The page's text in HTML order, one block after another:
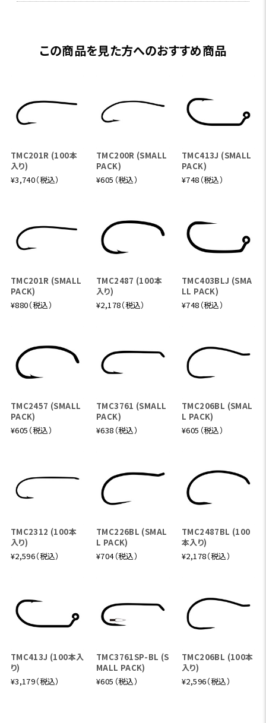
この商品を見た方へのおすすめ商品
TMC201R (100本
入り)
¥3,740（税込）
TMC200R (SMALL
PACK)
¥605（税込）
TMC413J (SMALL
PACK)
¥748（税込）
TMC201R (SMALL
PACK)
¥880（税込）
TMC2487 (100本
入り)
¥2,178（税込）
TMC403BLJ (SMA
LL PACK)
¥748（税込）
TMC2457 (SMALL
PACK)
¥605（税込）
TMC3761 (SMALL
PACK)
¥638（税込）
TMC206BL (SMAL
L PACK)
¥605（税込）
TMC2312 (100本
入り)
¥2,596（税込）
TMC226BL (SMAL
L PACK)
¥704（税込）
TMC2487BL (100
本入り)
¥2,178（税込）
TMC413J (100本入
り)
¥3,179（税込）
TMC3761SP-BL (S
MALL PACK)
¥605（税込）
TMC206BL (100本
入り)
¥2,596（税込）